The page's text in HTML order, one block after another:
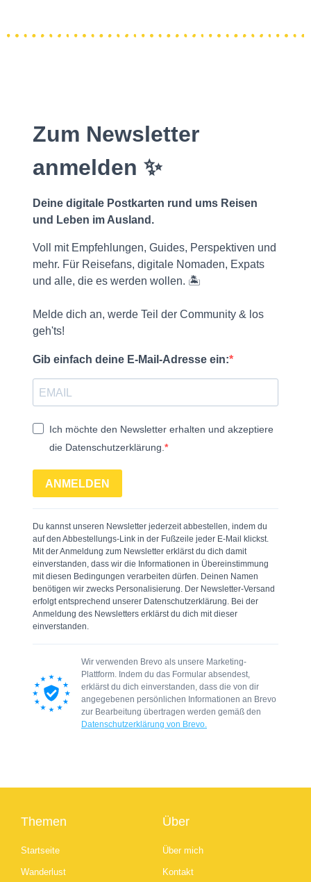
Zum Newsletter
anmelden ✨
Deine digitale Postkarten rund ums Reisen
und Leben im Ausland.
Voll mit Empfehlungen, Guides, Perspektiven und
mehr. Für Reisefans, digitale Nomaden, Expats
und alle, die es werden wollen. 🏝️
Melde dich an, werde Teil der Community & los
geh'ts!
Gib einfach deine E-Mail-Adresse ein:
Ich möchte den Newsletter erhalten und akzeptiere
die Datenschutzerklärung.
ANMELDEN
Du kannst unseren Newsletter jederzeit abbestellen, indem du
auf den Abbestellungs-Link in der Fußzeile jeder E-Mail klickst.
Mit der Anmeldung zum Newsletter erklärst du dich damit
einverstanden, dass wir die Informationen in Übereinstimmung
mit diesen Bedingungen verarbeiten dürfen. Deinen Namen
benötigen wir zwecks Personalisierung. Der Newsletter-Versand
erfolgt entsprechend unserer Datenschutzerklärung. Bei der
Anmeldung des Newsletters erklärst du dich mit dieser
einverstanden.
Wir verwenden Brevo als unsere Marketing-
Plattform. Indem du das Formular absendest,
erklärst du dich einverstanden, dass die von dir
angegebenen persönlichen Informationen an Brevo
zur Bearbeitung übertragen werden gemäß den
Datenschutzerklärung von Brevo.
Themen
Startseite
Wanderlust
Über
Über mich
Kontakt